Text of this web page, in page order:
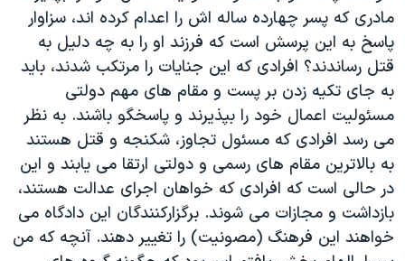
مادری که پسر چهارده ساله اش را اعدام کرده اند، سزاوار
پاسخ به این پرسش است که فرزند او را به چه دلیل به
قتل رساندند؟ افرادی که این جنایات را مرتکب شدند، باید
به جای تکیه زدن بر پست و مقام های مهم دولتی
مسئولیت اعمال خود را بپذیرند و پاسخگو باشند. به نظر
می رسد افرادی که مسئول تجاوز، شکنجه و قتل هستند
به بالاترین مقام های رسمی و دولتی ارتقا می یابند و این
در حالی است که افرادی که خواهان اجرای عدالت هستند،
بازداشت و مجازات می شوند. برگزارکنندگان این دادگاه می
خواهند این فرهنگ (مصونیت) را تغییر دهند. آنچه که من